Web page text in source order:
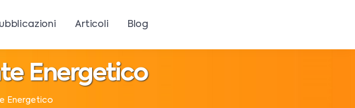
Articoli Blog
Energetico
Energetico